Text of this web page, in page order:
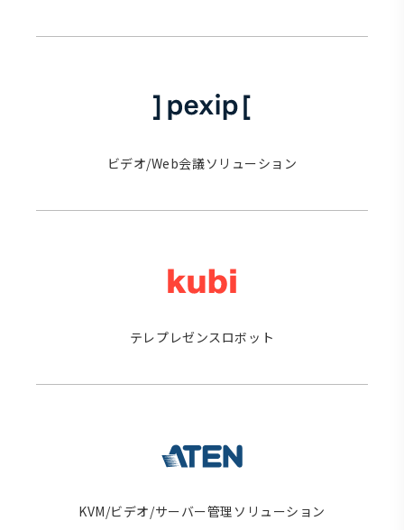
ビデオ/Web会議ソリューション
テレプレゼンスロボット
KVM/ビデオ/サーバー管理ソリューション